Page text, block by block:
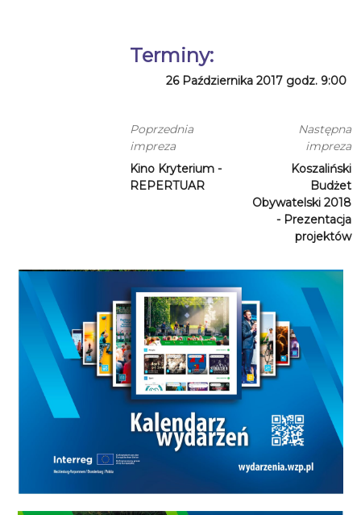
Terminy:
26 Października 2017 godz. 9:00
Poprzednia
impreza
Kino Kryterium -
REPERTUAR
Następna
impreza
Koszaliński
Budżet
Obywatelski 2018
- Prezentacja
projektów